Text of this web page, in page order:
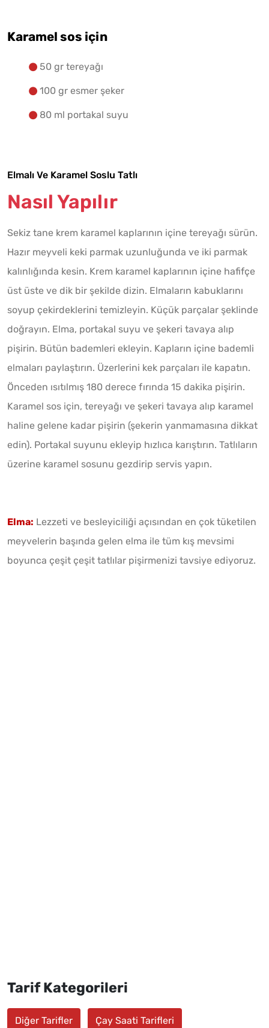
Karamel sos için
50 gr tereyağı
100 gr esmer şeker
80 ml portakal suyu
Elmalı Ve Karamel Soslu Tatlı
Nasıl Yapılır
Sekiz tane krem karamel kaplarının içine tereyağı sürün.
Hazır meyveli keki parmak uzunluğunda ve iki parmak
kalınlığında kesin. Krem karamel kaplarının içine hafifçe
üst üste ve dik bir şekilde dizin. Elmaların kabuklarını
soyup çekirdeklerini temizleyin. Küçük parçalar şeklinde
doğrayın. Elma, portakal suyu ve şekeri tavaya alıp
pişirin. Bütün bademleri ekleyin. Kapların içine bademli
elmaları paylaştırın. Üzerlerini kek parçaları ile kapatın.
Önceden ısıtılmış 180 derece fırında 15 dakika pişirin.
Karamel sos için, tereyağı ve şekeri tavaya alıp karamel
haline gelene kadar pişirin (şekerin yanmamasına dikkat
edin). Portakal suyunu ekleyip hızlıca karıştırın. Tatlıların
üzerine karamel sosunu gezdirip servis yapın.
Elma: Lezzeti ve besleyiciliği açısından en çok tüketilen
meyvelerin başında gelen elma ile tüm kış mevsimi
boyunca çeşit çeşit tatlılar pişirmenizi tavsiye ediyoruz.
Tarif Kategorileri
Diğer Tarifler Çay Saati Tarifleri